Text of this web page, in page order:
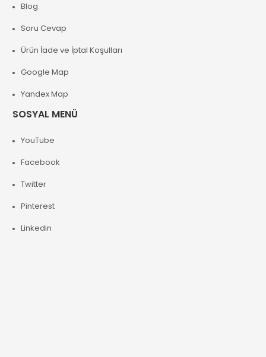
Blog
Soru Cevap
Ürün İade ve İptal Koşulları
Google Map
Yandex Map
SOSYAL MENÜ
YouTube
Facebook
Twitter
Pinterest
Linkedin